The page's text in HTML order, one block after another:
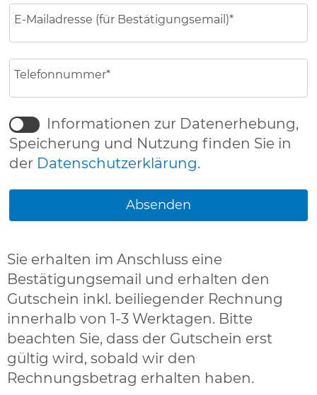
E-Mailadresse (für Bestätigungsemail)*
Telefonnummer*
Informationen zur Datenerhebung,
Speicherung und Nutzung finden Sie in
der Datenschutzerklärung.
Sie erhalten im Anschluss eine
Bestätigungsemail und erhalten den
Gutschein inkl. beiliegender Rechnung
innerhalb von 1-3 Werktagen. Bitte
beachten Sie, dass der Gutschein erst
gültig wird, sobald wir den
Rechnungsbetrag erhalten haben.